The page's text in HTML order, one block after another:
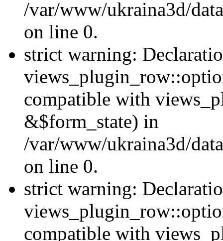
/var/www/ukraina3d/
on line 0.
strict warning:
compatible with
&$form_state) in
/var/www/ukraina3d/
on line 0.
strict warning:
compatible with